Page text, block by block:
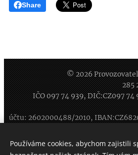
Share
© 2026
285
IČO097 74 939, DIČ:CZ097 74
účtu: 2602000488/2010,
Rezervace (prac.dny 8-16 hod): 777
259 343,
Používáme cookies, abychom zajistili